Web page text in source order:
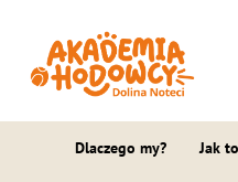
Dlaczego my? Jak